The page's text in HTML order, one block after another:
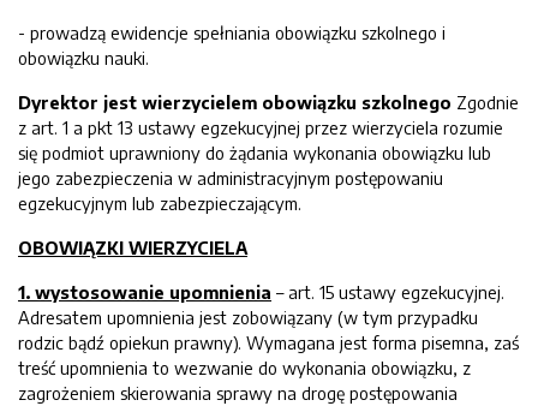
- prowadzą ewidencje spełniania obowiązku szkolnego i
obowiązku nauki.
Dyrektor jest wierzycielem obowiązku szkolnego Zgodnie
z art. 1 a pkt 13 ustawy egzekucyjnej przez wierzyciela rozumie
się podmiot uprawniony do żądania wykonania obowiązku lub
jego zabezpieczenia w administracyjnym postępowaniu
egzekucyjnym lub zabezpieczającym.
OBOWIĄZKI WIERZYCIELA
1. wystosowanie upomnienia – art. 15 ustawy egzekucyjnej.
Adresatem upomnienia jest zobowiązany (w tym przypadku
rodzic bądź opiekun prawny). Wymagana jest forma pisemna, zaś
treść upomnienia to wezwanie do wykonania obowiązku, z
zagrożeniem skierowania sprawy na drogę postępowania